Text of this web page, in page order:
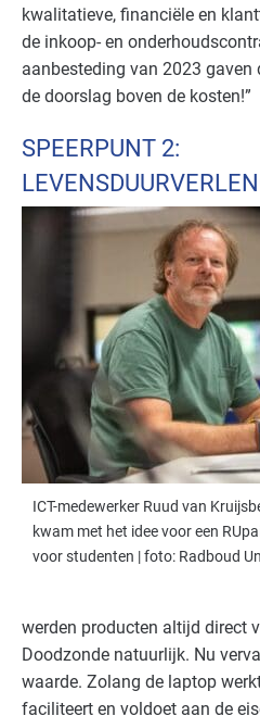
kwalitatieve, financiële en
de inkoop- en
aanbesteding van 2023 gaven
de doorslag boven de kosten!”
SPEERPUNT 2:
ICT-medewerker Ruud van
kwam met het idee voor een
voor studenten | foto: Radboud
werden producten altijd direct
Doodzonde natuurlijk. Nu
waarde. Zolang de laptop
faciliteert en voldoet aan de